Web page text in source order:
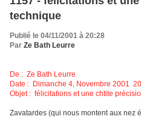
technique
Publié le 04/11/2001 à 20:28
Par Ze Bath Leurre
De : Ze Bath Leurre
Date : Dimanche 4, Novembre 2001
Objet : félicitations et une chtite
Zavatardes (qui nous montent aux nez